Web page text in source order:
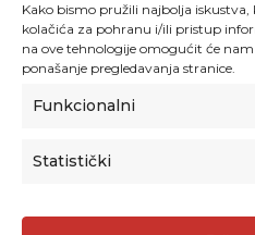
Kako bismo pružili najbolja
kolačića za pohranu i/ili pristup
na ove tehnologije omogućit će
ponašanje pregledavanja stranice.
Funkcionalni
Statistički